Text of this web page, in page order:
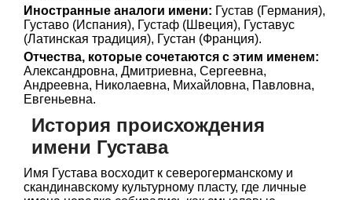
Иностранные аналоги имени: Густав (Германия),
Густаво (Испания), Густаф (Швеция), Густавус
(Латинская традиция), Густан (Франция).
Отчества, которые сочетаются с этим именем:
Александровна, Дмитриевна, Сергеевна,
Андреевна, Николаевна, Михайловна, Павловна,
Евгеньевна.
История происхождения
имени Густава
Имя Густава восходит к северогерманскому и
скандинавскому культурному пласту, где личные